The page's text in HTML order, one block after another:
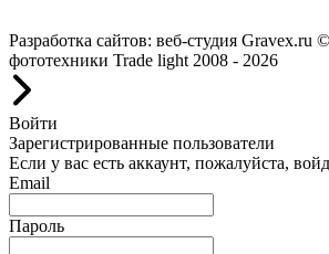
Разработка сайтов: веб-студия Gravex.ru ©
фототехники Trade light 2008 - 2026
Войти
Зарегистрированные пользователи
Если у вас есть аккаунт, пожалуйста,
Email
Пароль